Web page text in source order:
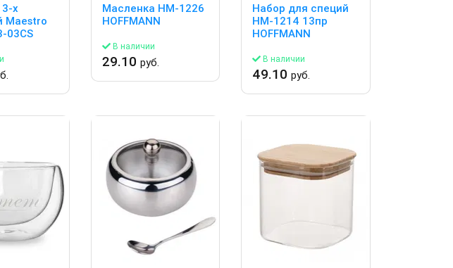
х
Maestro
03CS
Масленка HM-1226
HOFFMANN
В наличии
29.10 руб.
Набор для специй
HM-1214 13пр
HOFFMANN
В наличии
49.10руб.